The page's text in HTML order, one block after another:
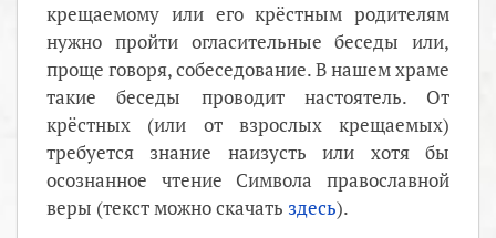
крещаемому или его крёстным родителям
нужно пройти огласительные беседы или,
проще говоря, собеседование. В нашем храме
такие беседы проводит настоятель. От
крёстных (или от взрослых крещаемых)
требуется знание наизусть или хотя бы
осознанное чтение Символа православной
веры (текст можно скачать здесь).